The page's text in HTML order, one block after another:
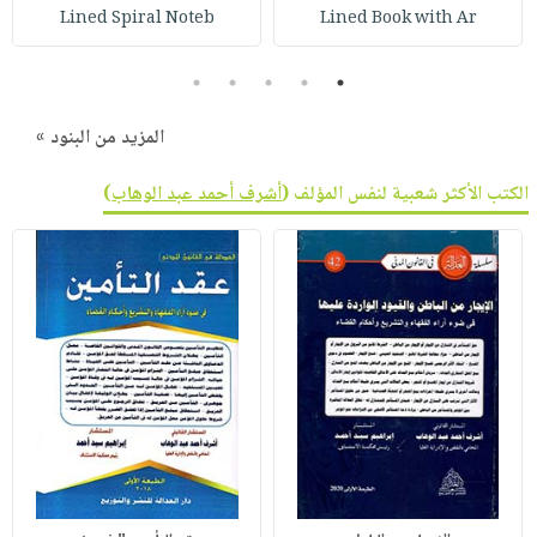
Lined Book with Ar
Lined Spiral Noteb
1
2
3
4
5
المزيد من البنود »
الكتب الأكثر شعبية لنفس المؤلف (أشرف أحمد عبد الوهاب)